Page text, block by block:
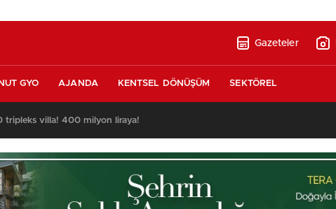
Gazeteler
GYO AJANDA KENTSEL DÖNÜŞÜM SEKTÖREL
tripleks villa! 400 milyon liraya!